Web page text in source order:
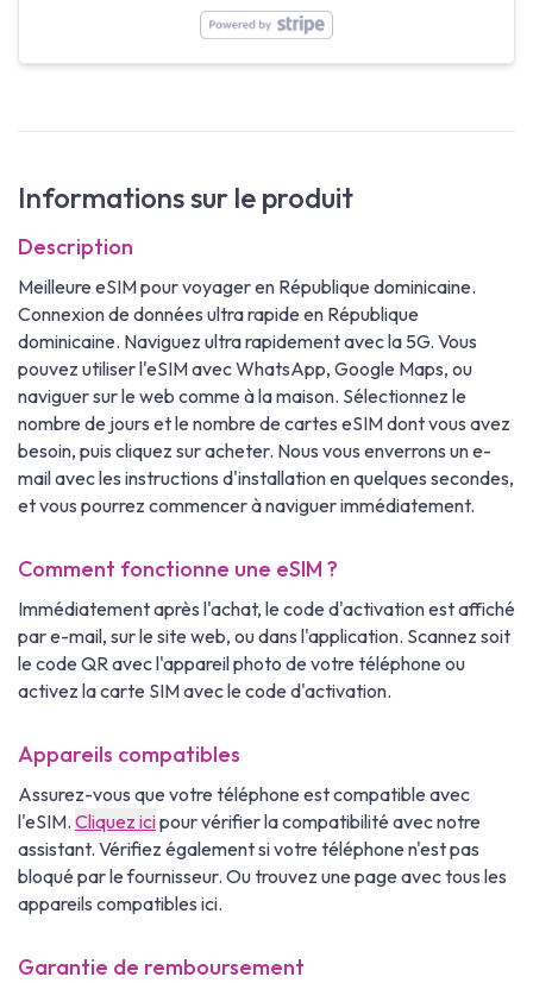
Informations sur le produit
Description
Meilleure eSIM pour voyager en République dominicaine.
Connexion de données ultra rapide en République
dominicaine. Naviguez ultra rapidement avec la 5G. Vous
pouvez utiliser l'eSIM avec WhatsApp, Google Maps, ou
naviguer sur le web comme à la maison. Sélectionnez le
nombre de jours et le nombre de cartes eSIM dont vous avez
besoin, puis cliquez sur acheter. Nous vous enverrons un e-
mail avec les instructions d'installation en quelques secondes,
et vous pourrez commencer à naviguer immédiatement.
Comment fonctionne une eSIM ?
Immédiatement après l'achat, le code d'activation est affiché
par e-mail, sur le site web, ou dans l'application. Scannez soit
le code QR avec l'appareil photo de votre téléphone ou
activez la carte SIM avec le code d'activation.
Appareils compatibles
Assurez-vous que votre téléphone est compatible avec
l'eSIM. Cliquez icipour vérifier la compatibilité avec notre
assistant. Vérifiez également si votre téléphone n'est pas
bloqué par le fournisseur. Ou trouvez une page avec tous les
appareils compatibles ici.
Garantie de remboursement